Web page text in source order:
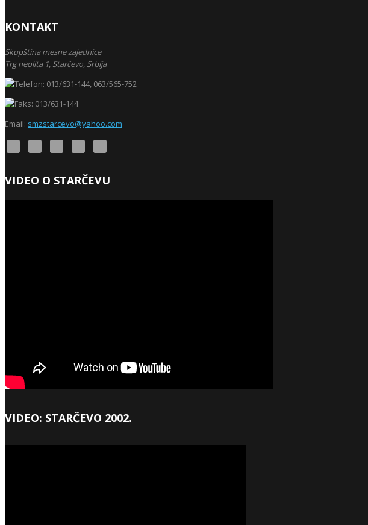
KONTAKT
Skupština mesne zajednice
Trg neolita 1, Starčevo, Srbija
013/631-144, 063/565-752
013/631-144
Email: smzstarcevo@yahoo.com
VIDEO O STARČEVU
VIDEO: STARČEVO 2002.